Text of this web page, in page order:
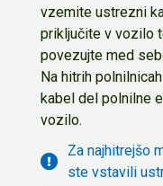
vzemite ustrezni
priključite v vozilo
povezujte med
Na hitrih
kabel del polnilne
vozilo.
Za najhitrejšo
ste vstavili